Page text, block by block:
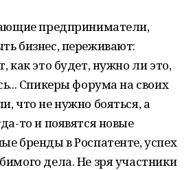
предприниматели,
бизнес, переживают:
как это будет, нужно ли это,
Спикеры форума на своих
что не нужно бояться, а
то и появятся новые
бренды в Роспатенте, успех
дела. Не зря участники